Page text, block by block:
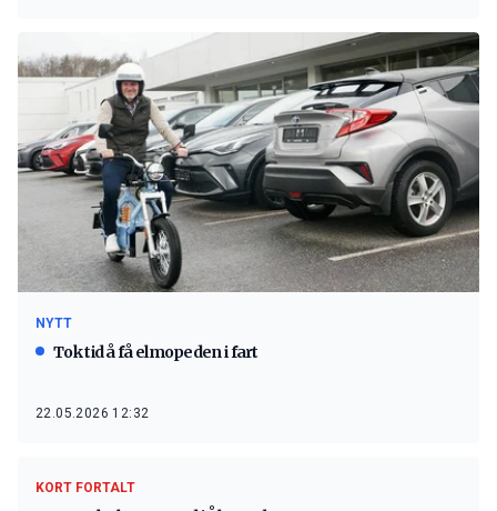
NYTT
Tok tid å få elmopeden i fart
22.05.2026 12:32
KORT FORTALT